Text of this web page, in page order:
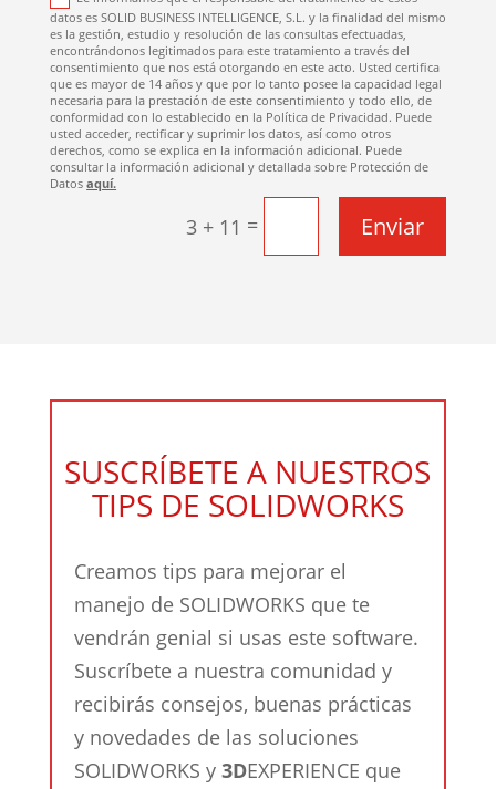
datos es SOLID BUSINESS INTELLIGENCE, S.L. y la finalidad del mismo
es la gestión, estudio y resolución de las consultas efectuadas,
encontrándonos legitimados para este tratamiento a través del
consentimiento que nos está otorgando en este acto. Usted certifica
que es mayor de 14 años y que por lo tanto posee la capacidad legal
necesaria para la prestación de este consentimiento y todo ello, de
conformidad con lo establecido en la Política de Privacidad. Puede
usted acceder, rectificar y suprimir los datos, así como otros
derechos, como se explica en la información adicional. Puede
consultar la información adicional y detallada sobre Protección de
Datosaquí.
3 + 11 = Enviar
SUSCRÍBETE A NUESTROS
TIPS DE SOLIDWORKS
Creamos tips para mejorar el
manejo de SOLIDWORKS que te
vendrán genial si usas este software.
Suscríbete a nuestra comunidad y
recibirás consejos, buenas prácticas
y novedades de las soluciones
SOLIDWORKS y3DEXPERIENCE que